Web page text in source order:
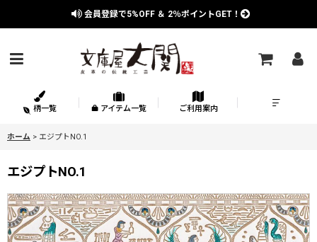
会員登録で5%OFF ＆ 2％ポイントGET！
柄一覧 アイテム一覧 ご利用案内
ホーム > エジプトNO.1
エジプトNO.1